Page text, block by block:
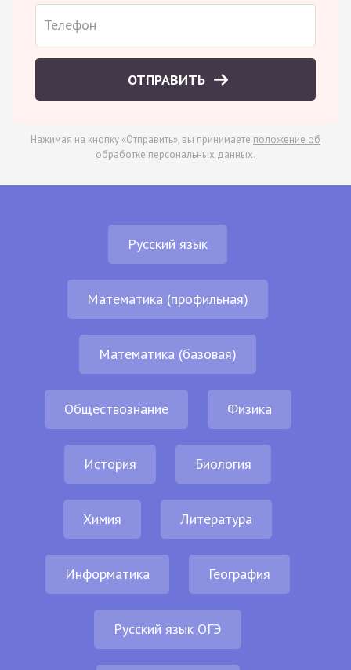
ОТПРАВИТЬ
Нажимая на кнопку «Отправить», вы принимаете положение об
обработке персональных данных.
Русский язык
Математика (профильная)
Математика (базовая)
Обществознание Физика
История Биология
Химия Литература
Информатика География
Русский язык ОГЭ